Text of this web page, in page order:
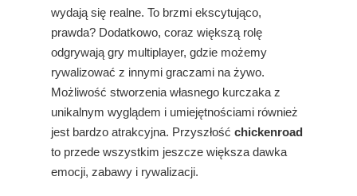
wydają się realne. To brzmi ekscytująco,
prawda? Dodatkowo, coraz większą rolę
odgrywają gry multiplayer, gdzie możemy
rywalizować z innymi graczami na żywo.
Możliwość stworzenia własnego kurczaka z
unikalnym wyglądem i umiejętnościami również
jest bardzo atrakcyjna. Przyszłość chickenroad
to przede wszystkim jeszcze większa dawka
emocji, zabawy i rywalizacji.